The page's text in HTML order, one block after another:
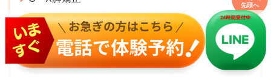
起立性調節障害
首の痛み
先頭へ